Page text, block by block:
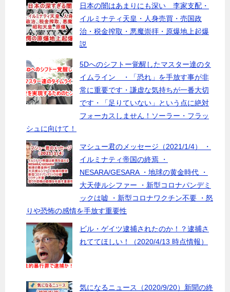
日本の闇はあまりにも深い 李家支配・
イルミナティ天皇・人身売買・売国政
治・税金搾取・悪魔崇拝・原爆地上起爆
説
5Dへのシフトー覚醒したマスター達のタ
イムライン ・「恐れ」を手放す事が非
常に重要です・謙虚な気持ちが一番大切
です・「足りていない」という点に絶対
フォーカスしません！ソーラー・フラッ
シュに向けて！
マシュー君のメッセージ（2021/1/4） ・
イルミナティ帝国の終焉 ・
NESARA/GESARA ・地球の黄金時代 ・
大天使ルシファー ・新型コロナパンデミ
ックは嘘 ・新型コロナワクチン不要 ・怒
りや恐怖の感情を手放す重要性
ビル・ゲイツ逮捕されたのか！？逮捕さ
れててほしい！（2020/4/13 時点情報）
気になるニュース（2020/9/20）新聞の終